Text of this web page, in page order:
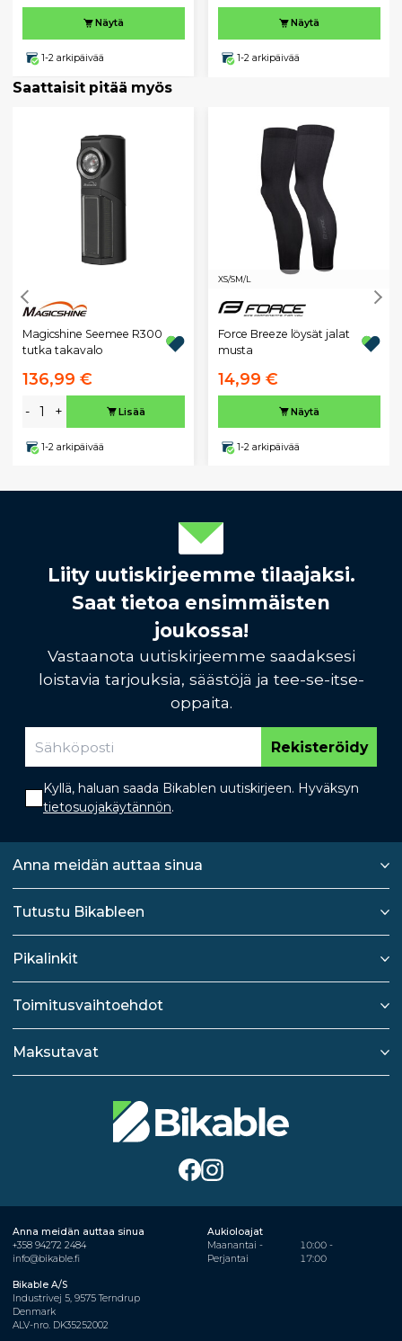
Näytä
1-2 arkipäivää
Näytä
1-2 arkipäivää
Saattaisit pitää myös
Magicshine Seemee R300
tutka takavalo
136,99 €
- + Lisää
1-2 arkipäivää
XS/SM/L
Force Breeze löysät jalat
musta
14,99 €
Näytä
1-2 arkipäivää
Liity uutiskirjeemme tilaajaksi.
Saat tietoa ensimmäisten
joukossa!
Vastaanota uutiskirjeemme saadaksesi
loistavia tarjouksia, säästöjä ja tee-se-itse-
oppaita.
Rekisteröidy
Kyllä, haluan saada Bikablen uutiskirjeen. Hyväksyn
tietosuojakäytännön.
Anna meidän auttaa sinua
Tutustu Bikableen
Pikalinkit
Toimitusvaihtoehdot
Maksutavat
Anna meidän auttaa sinua
+358 94272 2484
info@bikable.fi
Aukioloajat
Maanantai -
Perjantai
10:00 -
17:00
Bikable A/S
Industrivej 5, 9575 Terndrup
Denmark
ALV-nro. DK35252002